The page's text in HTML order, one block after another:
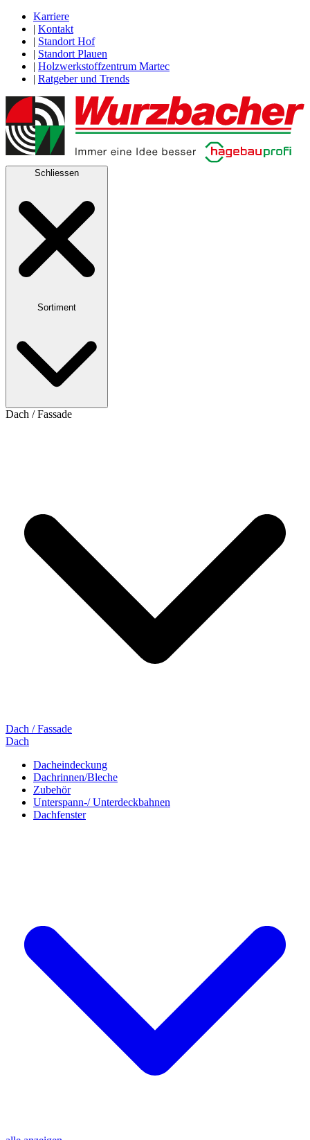
Karriere
| Kontakt
| Standort Hof
| Standort Plauen
| Holzwerkstoffzentrum Martec
| Ratgeber und Trends
Schliessen
Sortiment
Dach / Fassade
Dach / Fassade
Dach
Dacheindeckung
Dachrinnen/Bleche
Zubehör
Unterspann-/ Unterdeckbahnen
Dachfenster